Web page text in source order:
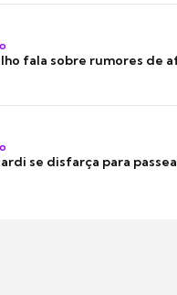
fala sobre rumores de
se disfarça para